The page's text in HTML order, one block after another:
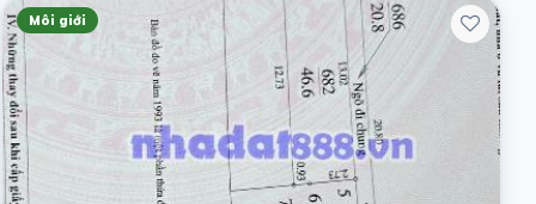
Môi giới